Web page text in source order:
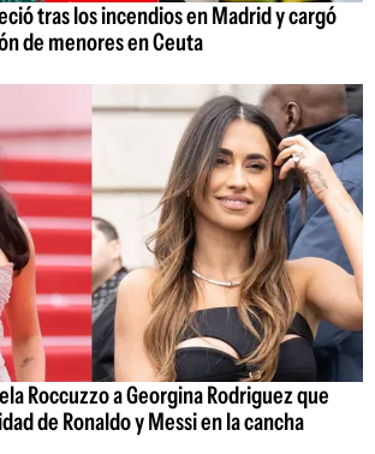
tras los incendios en Madrid y cargó
de menores en Ceuta
Roccuzzo a Georgina Rodriguez que
de Ronaldo y Messi en la cancha